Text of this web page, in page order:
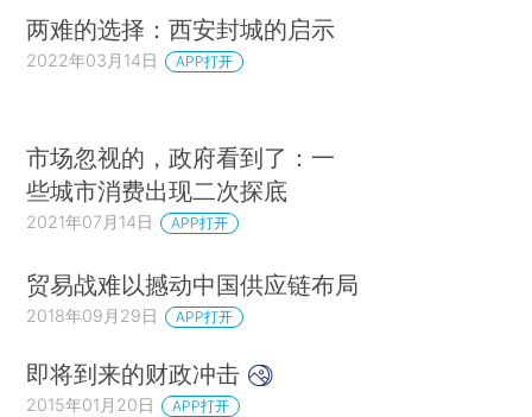
两难的选择：西安封城的启示
2022年03月14日 APP打开
市场忽视的，政府看到了：一
些城市消费出现二次探底
2021年07月14日 APP打开
贸易战难以撼动中国供应链布局
2018年09月29日 APP打开
即将到来的财政冲击
2015年01月20日 APP打开